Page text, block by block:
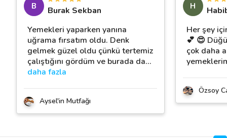
B
Burak Sekban
Yemekleri yaparken yanına
uğrama fırsatım oldu. Denk
gelmek güzel oldu çünkü tertemiz
çalıştığını gördüm ve burada da…
daha fazla
Aysel'in Mutfağı
H
Her şey
💕 😍
çok daha
Özsoy